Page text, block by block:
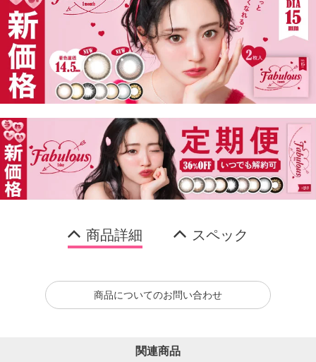
商品詳細 スペック
商品についてのお問い合わせ
関連商品